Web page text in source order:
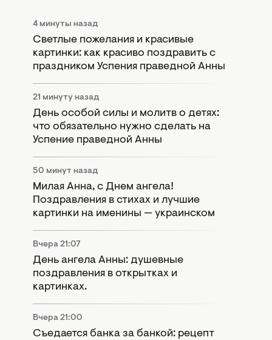
4 минуты назад
Светлые пожелания и красивые
картинки: как красиво поздравить с
праздником Успения праведной Анны
21 минуту назад
День особой силы и молитв о детях:
что обязательно нужно сделать на
Успение праведной Анны
50 минут назад
Милая Анна, с Днем ангела!
Поздравления в стихах и лучшие
картинки на именины — украинском
Вчера 21:07
День ангела Анны: душевные
поздравления в открытках и
картинках.
Вчера 21:00
Съедается банка за банкой: рецепт